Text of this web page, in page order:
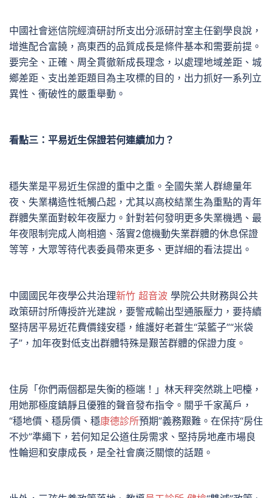
中國社會迷信院經濟研討所支出分派研討室主任劉學良說，
增進配合富饒，高東西的品質成長是條件基本和需要前提。
要完全、正確、周全貫徹新成長理念，以處理地域差距、城
鄉差距、支出差距題目為主攻標的目的，出力抓好一系列立
異性、衝破性的嚴重舉動。
看點三：平易近生保證若何連續加力？
穩失業是平易近生保證的重中之重。全國失業人群總量年
夜、失業構造性牴觸凸起，尤其以高校結業生為重點的青年
群體失業面對較年夜壓力。針對若何發明更多失業機遇、最
年夜限制完成人崗相適、落實2億機動失業群體的休息保證
等等，大眾等待代表委員帶來更多、更詳細的看法提出。
中國國民年夜學公共治理新竹 超音波 學院公共財務與公共
政策研討所傳授許光建說，要警戒輸出型通脹壓力，要持續
堅持居平易近花費價錢安穩，維護好老蒼生“菜籃子”“米袋
子”，加年夜對低支出群體特殊是艱苦群體的保證力度。
住房「你們兩個都是失衡的極端！」林天秤突然跳上吧檯，
用她那極度鎮靜且優雅的聲音發布指令。關乎千家萬戶，
“穩地價、穩房價、穩康德診所預期”義務艱難。在保持“房住
不炒”準繩下，若何知足公道住房需求、堅持房地產市場良
性輪迴和安康成長，是全社會廣泛關懷的話題。